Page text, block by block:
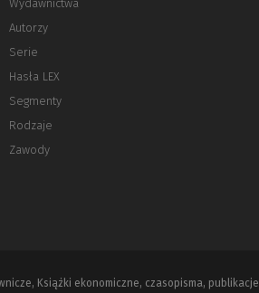
Wydawnictwa
Autorzy
Serie
Hasła LEX
Segmenty
Rodzaje
Zawody
Książki ekonomiczne, czasopisma, publikacje